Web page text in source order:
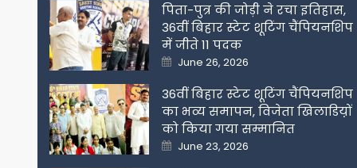
पिता-पुत्र की जोड़ी ने रचा इतिहास,
36वीं बिहार स्टेट शूटिंग चैंपियनशिप
में जीते 11 पदक
Posted
on
June 26, 2026
36वीं बिहार स्टेट शूटिंग चैंपियनशिप
का भव्य समापन, विजेता खिलाडिय़ों
को किया गया सम्मानित
Posted
on
June 23, 2026